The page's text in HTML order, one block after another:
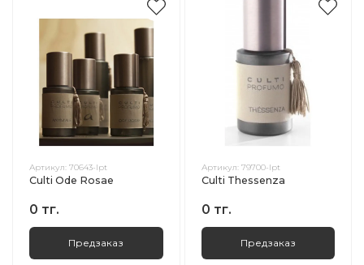
Артикул: 70643-lpt
Culti Ode Rosae
0 тг.
Предзаказ
Артикул: 79700-lpt
Culti Thessenza
0 тг.
Предзаказ